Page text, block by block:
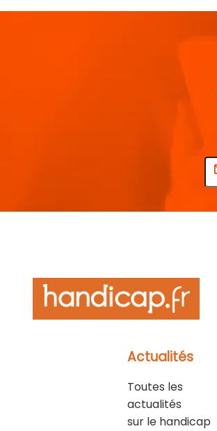
Actualités
Toutes les
actualités
sur le handicap